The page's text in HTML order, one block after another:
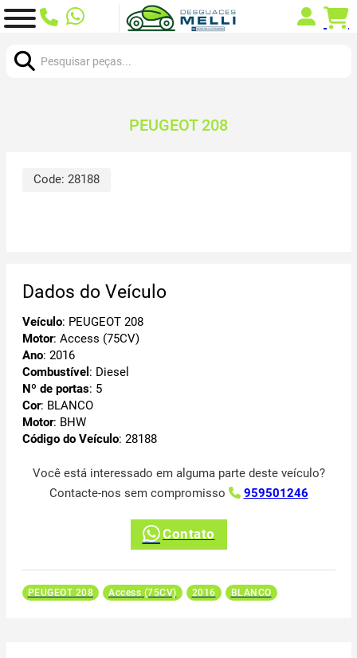
PEUGEOT 208
Code: 28188
Dados do Veículo
Veículo: PEUGEOT 208
Motor: Access (75CV)
Ano: 2016
Combustível : Diesel
Nº de portas: 5
Cor: BLANCO
Motor: BHW
Código do Veículo: 28188
Você está interessado em alguma parte deste veículo?
Contacte-nos sem compromisso
959501246
Contato
PEUGEOT 208 Access (75CV) 2016 BLANCO